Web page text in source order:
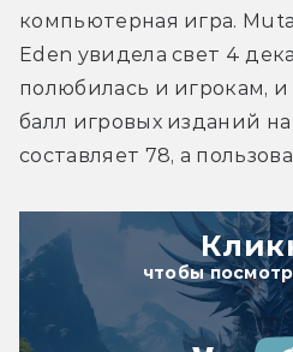
компьютерная игра.
Eden увидела свет 4
полюбилась и игрокам,
балл игровых изданий на
составляет 78, а
чтобы